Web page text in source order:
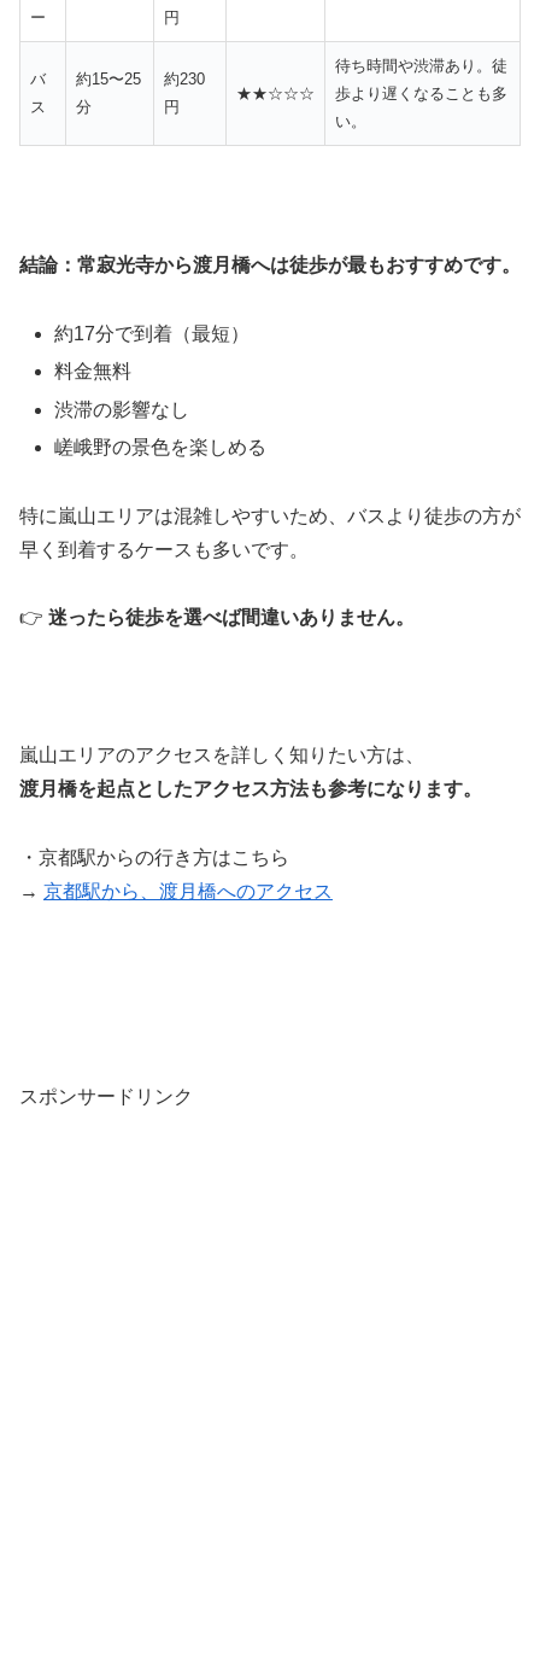
ー
円
バ
ス
約15〜25
分
約230
円
★★☆☆☆
待ち時間や渋滞あり。徒
歩より遅くなることも多
い。
結論： 常寂光寺から渡月橋へは徒歩が最もおすすめです。
約17分で到着（最短）
料金無料
渋滞の影響なし
嵯峨野の景色を楽しめる
特に嵐山エリアは混雑しやすいため、バスより徒歩の方が
早く到着するケースも多いです。
👉 迷ったら徒歩を選べば間違いありません。
嵐山エリアのアクセスを詳しく知りたい方は、
渡月橋を起点としたアクセス方法も参考になります。
・京都駅からの行き方はこちら
→ 京都駅から、渡月橋へのアクセス
スポンサードリンク